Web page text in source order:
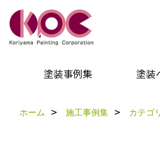
塗装事例集 塗装
ホーム 施工事例集 カテゴ